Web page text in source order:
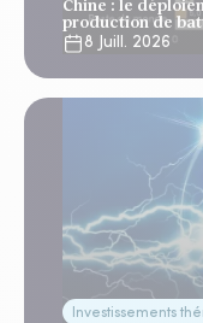
Chine : le
production de
8 Juill. 2026
Investissements